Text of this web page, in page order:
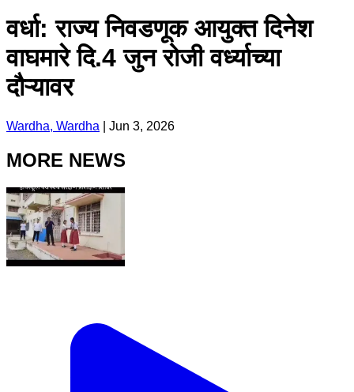
वर्धा: राज्य निवडणूक आयुक्त दिनेश
वाघमारे दि.4 जुन रोजी वर्ध्याच्या
दौऱ्यावर
Wardha, Wardha Jun 3, 2026
MORE NEWS